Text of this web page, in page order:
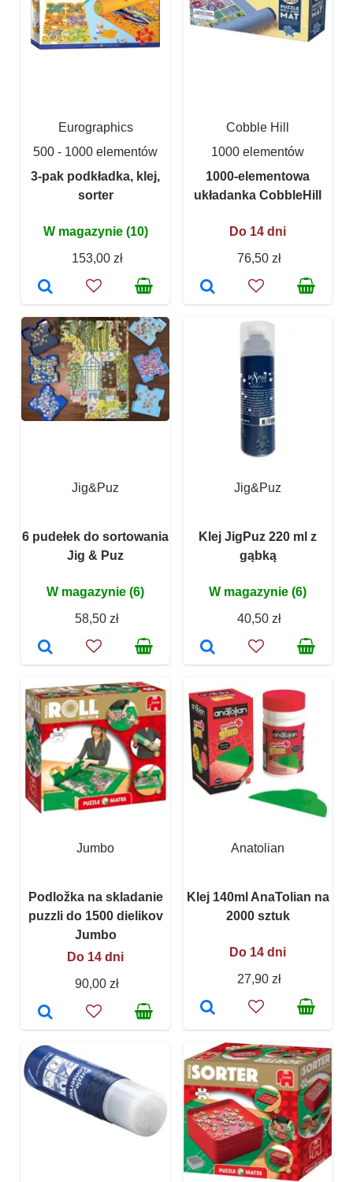
Eurographics
500 - 1000 elementów
3-pak podkładka, klej,
sorter
W magazynie (10)
153,00 zł
Cobble Hill
1000 elementów
1000-elementowa
układanka CobbleHill
Do 14 dni
76,50 zł
Jig&Puz
6 pudełek do sortowania
Jig & Puz
W magazynie (6)
58,50 zł
Jig&Puz
Klej JigPuz 220 ml z
gąbką
W magazynie (6)
40,50 zł
Jumbo
Podložka na skladanie
puzzli do 1500 dielikov
Jumbo
Do 14 dni
90,00 zł
Anatolian
Klej 140ml AnaTolian na
2000 sztuk
Do 14 dni
27,90 zł